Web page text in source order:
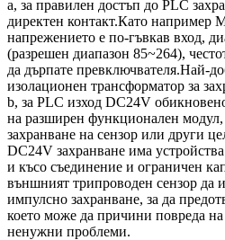
a, за правилен достъп до PLC
директен контакт.Като например
напрежението е по-гъвкав вход,
(разрешен диапазон 85~264),
да дърпате превключвателя.Най-
изолационен трансформатор за
b, за PLC изход DC24V
на разширен функционален
захранване на сензор или други
DC24V захранване има
и късо съединение и ограничен
външният трипроводен сензор да
импулсно захранване, за да
което може да причини повреда
ненужни проблеми.